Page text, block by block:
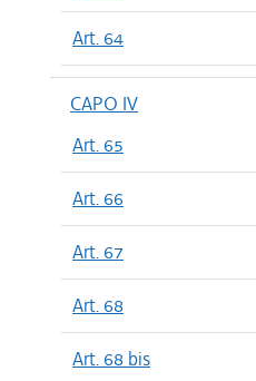
Art. 64
CAPO IV
Art. 65
Art. 66
Art. 67
Art. 68
Art. 68 bis